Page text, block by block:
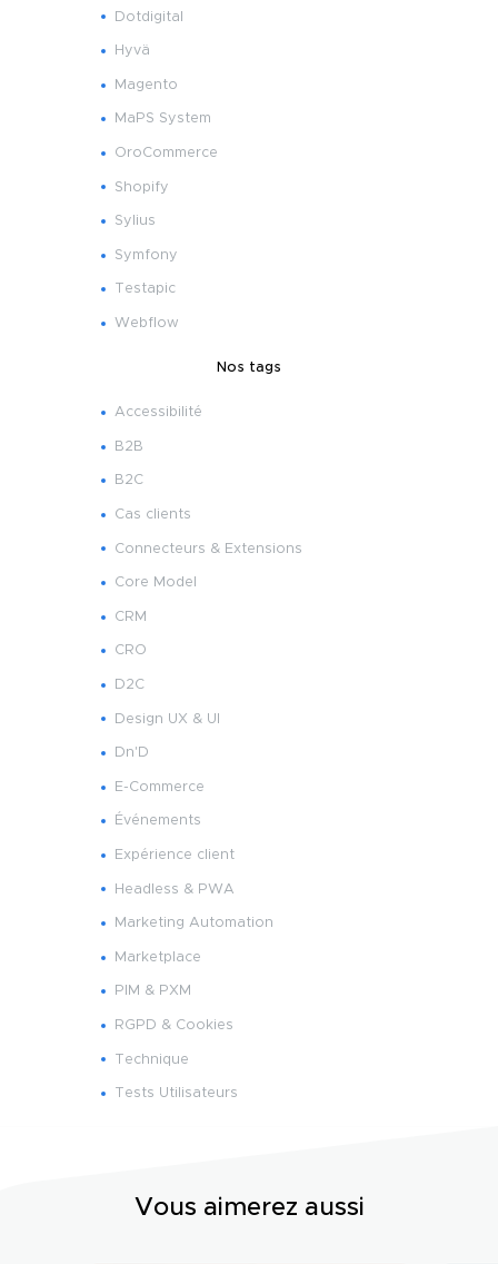
Dotdigital
Hyvä
Magento
MaPS System
OroCommerce
Shopify
Sylius
Symfony
Testapic
Webflow
Nos tags
Accessibilité
B2B
B2C
Cas clients
Connecteurs & Extensions
Core Model
CRM
CRO
D2C
Design UX & UI
Dn'D
E-Commerce
Événements
Expérience client
Headless & PWA
Marketing Automation
Marketplace
PIM & PXM
RGPD & Cookies
Technique
Tests Utilisateurs
Vous aimerez aussi